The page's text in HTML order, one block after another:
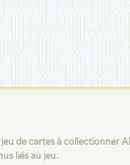
de cartes à collectionner
liés au jeu.